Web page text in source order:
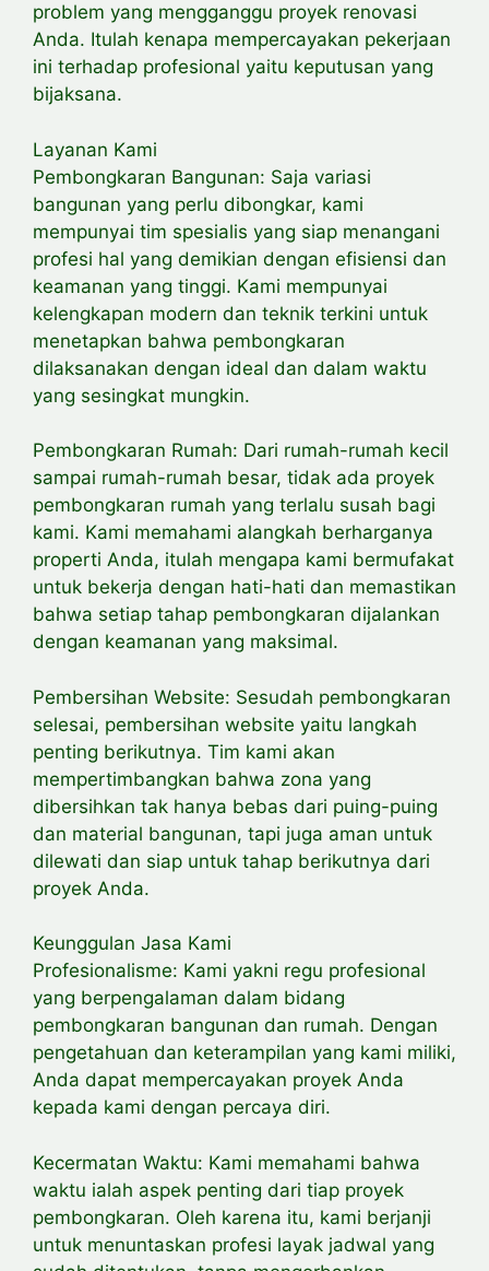
problem yang mengganggu proyek renovasi
Anda. Itulah kenapa mempercayakan pekerjaan
ini terhadap profesional yaitu keputusan yang
bijaksana.
Layanan Kami
Pembongkaran Bangunan: Saja variasi
bangunan yang perlu dibongkar, kami
mempunyai tim spesialis yang siap menangani
profesi hal yang demikian dengan efisiensi dan
keamanan yang tinggi. Kami mempunyai
kelengkapan modern dan teknik terkini untuk
menetapkan bahwa pembongkaran
dilaksanakan dengan ideal dan dalam waktu
yang sesingkat mungkin.
Pembongkaran Rumah: Dari rumah-rumah kecil
sampai rumah-rumah besar, tidak ada proyek
pembongkaran rumah yang terlalu susah bagi
kami. Kami memahami alangkah berharganya
properti Anda, itulah mengapa kami bermufakat
untuk bekerja dengan hati-hati dan memastikan
bahwa setiap tahap pembongkaran dijalankan
dengan keamanan yang maksimal.
Pembersihan Website: Sesudah pembongkaran
selesai, pembersihan website yaitu langkah
penting berikutnya. Tim kami akan
mempertimbangkan bahwa zona yang
dibersihkan tak hanya bebas dari puing-puing
dan material bangunan, tapi juga aman untuk
dilewati dan siap untuk tahap berikutnya dari
proyek Anda.
Keunggulan Jasa Kami
Profesionalisme: Kami yakni regu profesional
yang berpengalaman dalam bidang
pembongkaran bangunan dan rumah. Dengan
pengetahuan dan keterampilan yang kami miliki,
Anda dapat mempercayakan proyek Anda
kepada kami dengan percaya diri.
Kecermatan Waktu: Kami memahami bahwa
waktu ialah aspek penting dari tiap proyek
pembongkaran. Oleh karena itu, kami berjanji
untuk menuntaskan profesi layak jadwal yang